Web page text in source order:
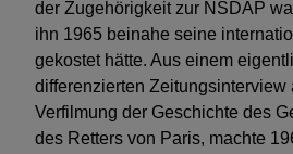
der Zugehörigkeit zur NSDAP
ihn 1965 beinahe seine
gekostet hätte. Aus einem
differenzierten Zeitungsinterview
Verfilmung der Geschichte des
des Retters von Paris, machte